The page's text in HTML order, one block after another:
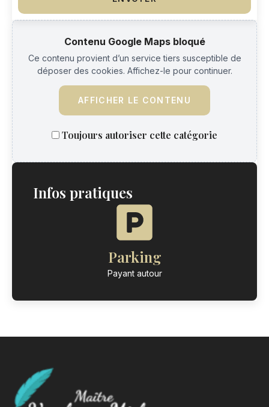
Contenu Google Maps bloqué
Ce contenu provient d’un service tiers susceptible de
déposer des cookies. Affichez-le pour continuer.
AFFICHER LE CONTENU
Toujours autoriser cette catégorie
Infos pratiques
Parking
Payant autour